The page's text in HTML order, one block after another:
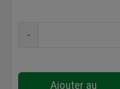
-
Ajouter au